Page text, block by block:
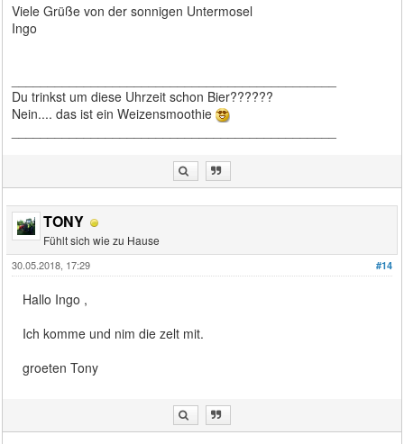
Viele Grüße von der sonnigen Untermosel
Ingo
Du trinkst um diese Uhrzeit schon Bier??????
Nein.... das ist ein Weizensmoothie
TONY
Fühlt sich wie zu Hause
#14
30.05.2018, 17:29
Hallo Ingo ,
Ich komme und nim die zelt mit.
groeten Tony